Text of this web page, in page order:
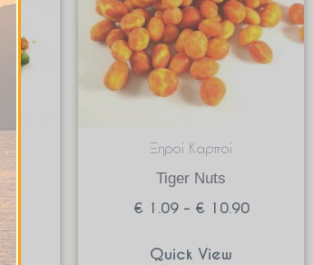
Ξηροί Καρποί
Tiger Nuts
€1.09 – €10.90
Quick View